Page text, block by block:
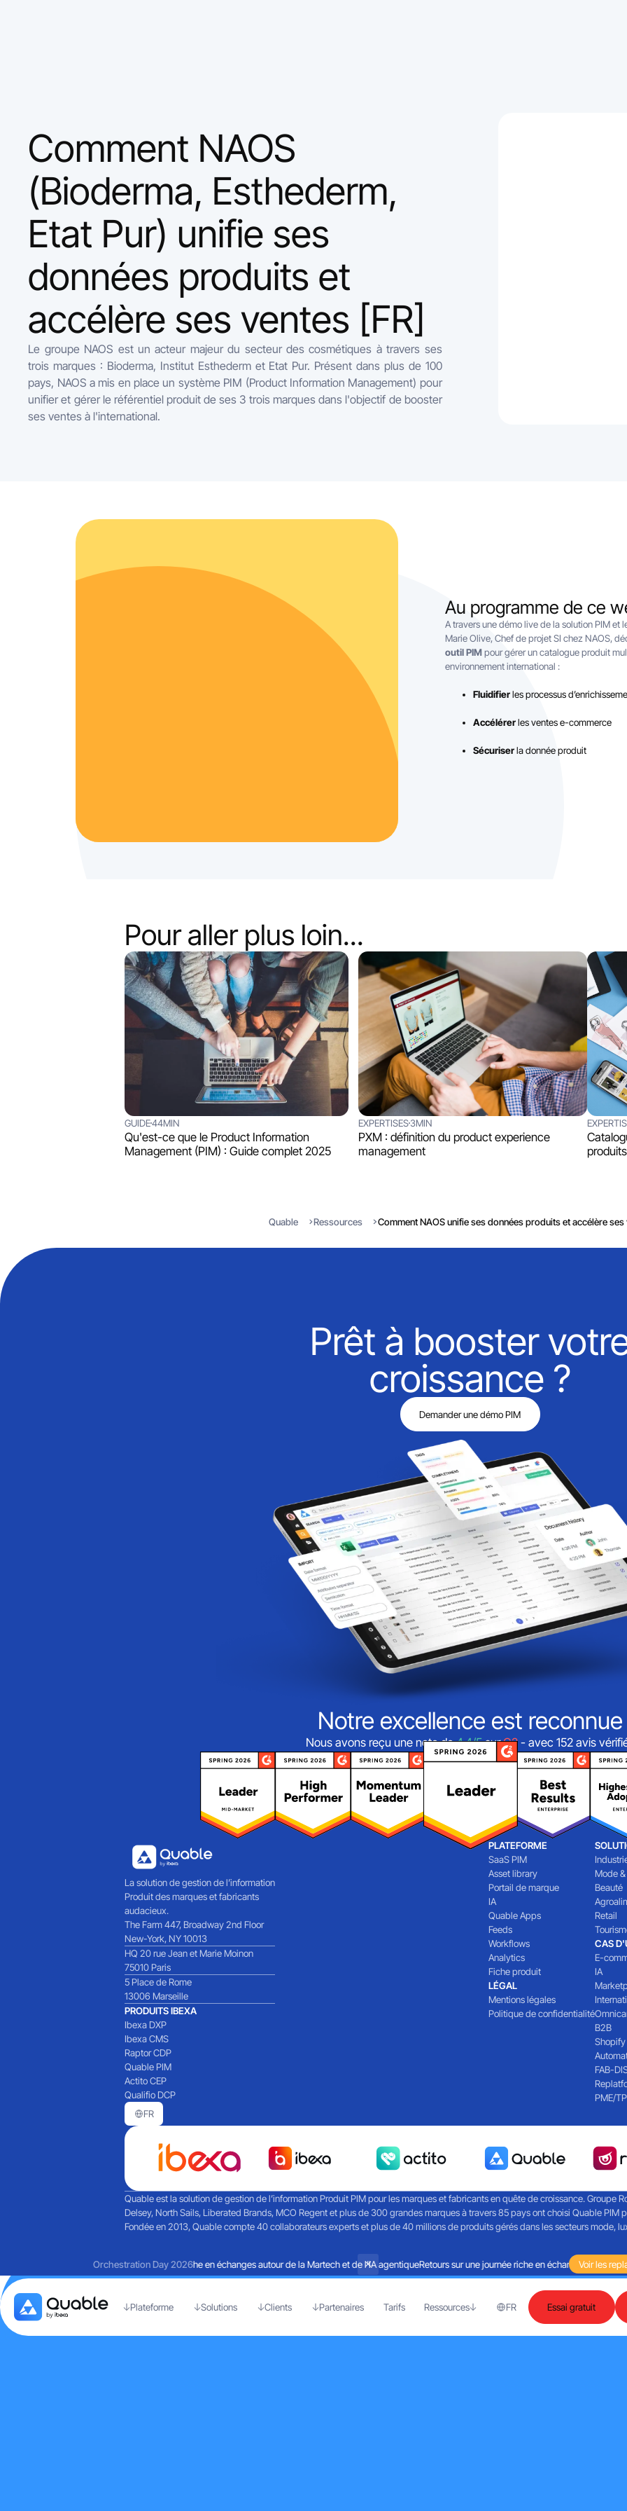
Comment NAOS
(Bioderma, Esthederm,
Etat Pur) unifie ses
données produits et
accélère ses ventes [FR]
Le groupe NAOS est un acteur majeur du secteur des cosmétiques à travers ses
trois marques : Bioderma, Institut Esthederm et Etat Pur. Présent dans plus de 100
pays, NAOS a mis en place un système PIM (Product Information Management) pour
unifier et gérer le référentiel produit de ses 3 trois marques dans l'objectif de booster
ses ventes à l'international.
Au programme de ce
A travers une démo live de la solution PIM et
Marie Olive, Chef de projet SI chez NAOS,
outil PIMpour gérer un catalogue produit
environnement international :
Fluidifierles processus
Accélérerles ventes e-commerce
Sécuriserla donnée produit
Pour aller plus loin...
GUIDE44MIN
Qu'est-ce que le Product Information
Management (PIM) : Guide complet 2025
EXPERTISES3MIN
PXM : définition du product experience
management
produits
Quable Ressources Comment NAOS unifie ses données produits et accélère ses
Prêt à booster
croissance ?
Demander une démo PIM
Notre excellence est reconnue
Nous avons reçu une note de4,4/5surG2- avec 152 avis
La solution de gestion de l’information
Produit des marques et fabricants
audacieux.
The Farm 447, Broadway 2nd Floor
New-York, NY 10013
HQ 20 rue Jean et Marie Moinon
75010 Paris
5 Place de Rome
13006 Marseille
PRODUITS IBEXA
Ibexa DXP
Ibexa CMS
Raptor CDP
Quable PIM
Actito CEP
Qualifio DCP
FR
PLATEFORME
SaaS PIM
Asset library
Portail de marque
IA
Quable Apps
Feeds
Workflows
Analytics
Fiche produit
LÉGAL
Mentions légales
Politique de confidentialité
Mode
Beauté
Retail
CAS
E-
IA
B2B
Shopify
FAB-
PME/
Quable est la solution de gestion de l’information Produit PIM pour les marques et fabricants en quête de croissance. Groupe
Delsey, North Sails, Liberated Brands, MCO Regent et plus de 300 grandes marques à travers 85 pays ont choisi Quable PIM
Fondée en 2013, Quable compte 40 collaborateurs experts et plus de 40 millions de produits gérés dans les secteurs mode,
Orchestration Day 2026
Retours sur une journée riche en échanges autour de la Martech et de l'IA agentiqueRetours sur une journée riche en échanges autour de la
Voir les
Plateforme Solutions Clients Partenaires Tarifs Ressources FR Essai gratuit